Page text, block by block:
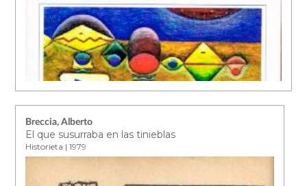
Breccia, Alberto
El que susurraba en las tinieblas
Historieta | 1979